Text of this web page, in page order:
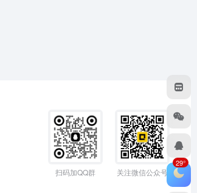
扫码加QQ群 关注微信公众号
29°